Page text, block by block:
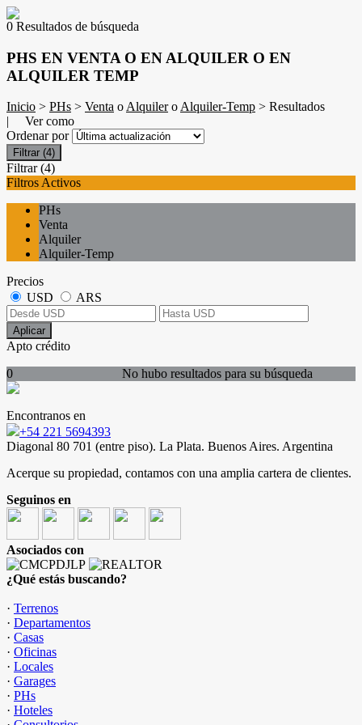
0 Resultados de búsqueda
PHS EN VENTA O EN ALQUILER O EN
ALQUILER TEMP
Inicio > PHs > Venta oAlquileroAlquiler-Temp > Resultados
| Ver como
Ordenar por
Filtrar (4)
Filtrar (4)
Filtros Activos
PHs
Venta
Alquiler
Alquiler-Temp
Precios
USD
ARS
Aplicar
Apto crédito
No hubo resultados para su búsqueda
0
Encontranos en
+54 221 5694393
Diagonal 80 701 (entre piso). La Plata. Buenos Aires. Argentina
Acerque su propiedad, contamos con una amplia cartera de clientes.
Seguinos en
Asociados con
¿Qué estás buscando?
· Terrenos
· Departamentos
· Casas
· Oficinas
· Locales
· Garages
· PHs
· Hoteles